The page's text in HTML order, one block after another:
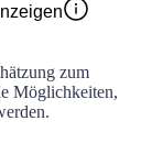
zum
Möglichkeiten,